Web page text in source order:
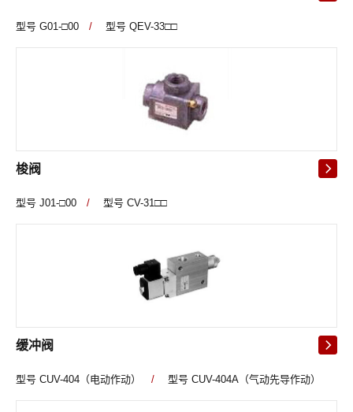
型号 G01-□00 / 型号 QEV-33□□
梭阀
型号 J01-□00 / 型号 CV-31□□
缓冲阀
型号 CUV-404（电动作动） / 型号 CUV-404A（气动先导作动）